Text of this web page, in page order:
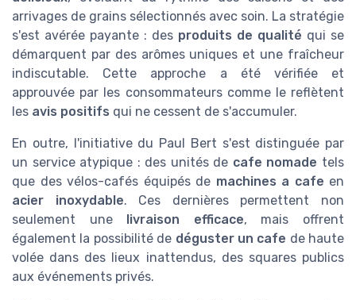
arrivages de grains sélectionnés avec soin. La stratégie
s'est avérée payante : des produits de qualité qui se
démarquent par des arômes uniques et une fraîcheur
indiscutable. Cette approche a été vérifiée et
approuvée par les consommateurs comme le reflètent
les avis positifs qui ne cessent de s'accumuler.
En outre, l'initiative du Paul Bert s'est distinguée par
un service atypique : des unités de cafe nomade tels
que des vélos-cafés équipés de machines a cafe en
acier inoxydable. Ces dernières permettent non
seulement une livraison efficace, mais offrent
également la possibilité de déguster un cafe de haute
volée dans des lieux inattendus, des squares publics
aux événements privés.